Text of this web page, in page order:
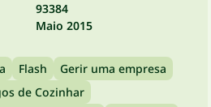
93384
Maio 2015
Flash
Gerir uma empresa
de Cozinhar